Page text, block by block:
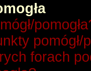
pomógł/
forach